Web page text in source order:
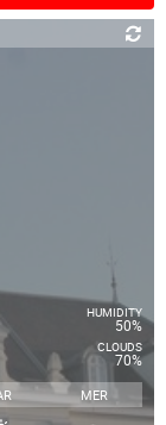
HUMIDITY
50%
CLOUDS
70%
MER